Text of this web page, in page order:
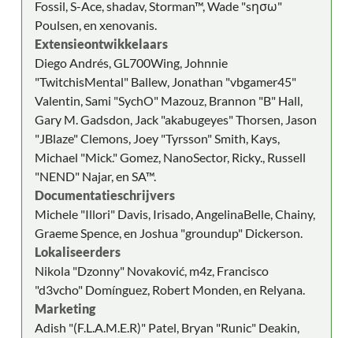
Fossil, S-Ace, shadav, Storman™, Wade "sησω"
Poulsen, en xenovanis.
Extensieontwikkelaars
Diego Andrés, GL700Wing, Johnnie
"TwitchisMental" Ballew, Jonathan "vbgamer45"
Valentin, Sami "SychO" Mazouz, Brannon "B" Hall,
Gary M. Gadsdon, Jack "akabugeyes" Thorsen, Jason
"JBlaze" Clemons, Joey "Tyrsson" Smith, Kays,
Michael "Mick." Gomez, NanoSector, Ricky., Russell
"NEND" Najar, en SA™.
Documentatieschrijvers
Michele "Illori" Davis, Irisado, AngelinaBelle, Chainy,
Graeme Spence, en Joshua "groundup" Dickerson.
Lokaliseerders
Nikola "Dzonny" Novaković, m4z, Francisco
"d3vcho" Domínguez, Robert Monden, en Relyana.
Marketing
Adish "(F.L.A.M.E.R)" Patel, Bryan "Runic" Deakin,